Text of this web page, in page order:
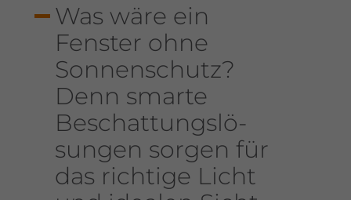
Was wäre ein
Fenster ohne
Sonnen­schutz?
Denn smarte
Beschat­tungs­lö­
sungen sorgen für
das rich­tige Licht